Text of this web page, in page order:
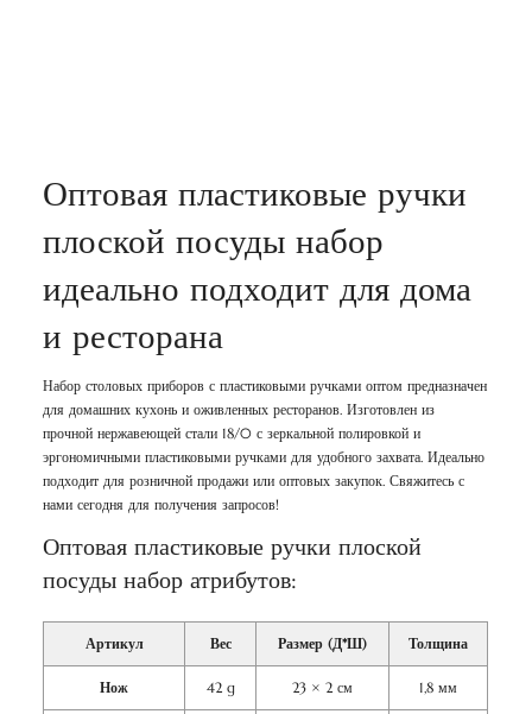
Оптовая пластиковые ручки
плоской посуды набор
идеально подходит для дома
и ресторана
Набор столовых приборов с пластиковыми ручками оптом предназначен
для домашних кухонь и оживленных ресторанов. Изготовлен из
прочной нержавеющей стали 18/0 с зеркальной полировкой и
эргономичными пластиковыми ручками для удобного захвата. Идеально
подходит для розничной продажи или оптовых закупок. Свяжитесь с
нами сегодня для получения запросов!
Оптовая пластиковые ручки плоской
посуды набор атрибутов:
Артикул Вес Размер (Д*Ш) Толщина
Нож 42 g 23 × 2 см 1,8 мм